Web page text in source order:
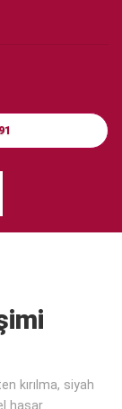
kırılma, siyah
hasar